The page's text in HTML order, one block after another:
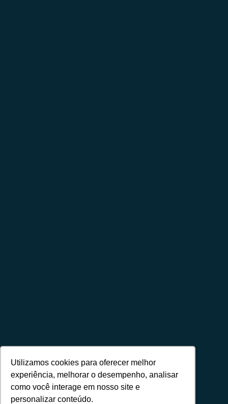
Utilizamos cookies para oferecer melhor
experiência, melhorar o desempenho, analisar
como você interage em nosso site e
personalizar conteúdo.